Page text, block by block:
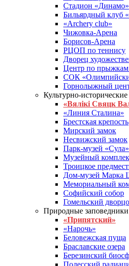
Стадион «Динамо»
Бильярдный клуб
«Archery club»
Чижовка-Арена
Борисов-Арена
РЦОП по теннису
Дворец
Центр по прыжкам
СОК
Горнолыжный
Культурно-
«Вялікі Свяцк
«Линия Сталина»
Брестская крепость
Мирский замок
Несвижский замок
Парк-музей «Сула»
Музейный
Троицкое
Дом-музей Марка
Мемориальный
Софийский собор
Гомельский
Природные заповедники
«Припятский»
«Нарочь»
Беловежская пуща
Браславские озера
Березинский
Полесский